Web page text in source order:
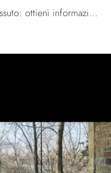
Complementi moderni e tappeti in tessuto: ottieni informazioni sul modello Collezione Tappeti di Tomasella e potrai arricchire i tuoi interni.